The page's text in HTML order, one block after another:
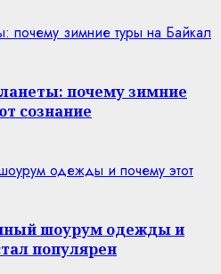
почему зимние туры на Байкал
почему зимние
сознание
одежды и почему этот
шоурум одежды и
популярен